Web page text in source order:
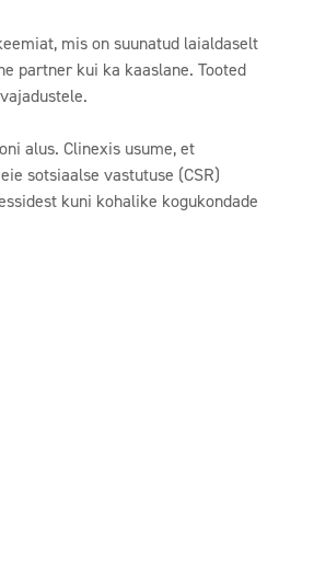
mis on suunatud laialdaselt
partner kui ka kaaslane. Tooted
alus. Clinexis usume, et
sotsiaalse vastutuse (CSR)
kuni kohalike kogukondade